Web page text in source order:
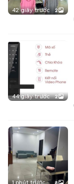
42 giây trước 2
44 giây trước 2
1 phút trước 8